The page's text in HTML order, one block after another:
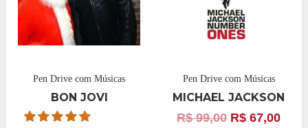
Pen Drive com Músicas
BON JOVI
Pen Drive com Músicas
MICHAEL JACKSON
R$99,00 R$ 67,00